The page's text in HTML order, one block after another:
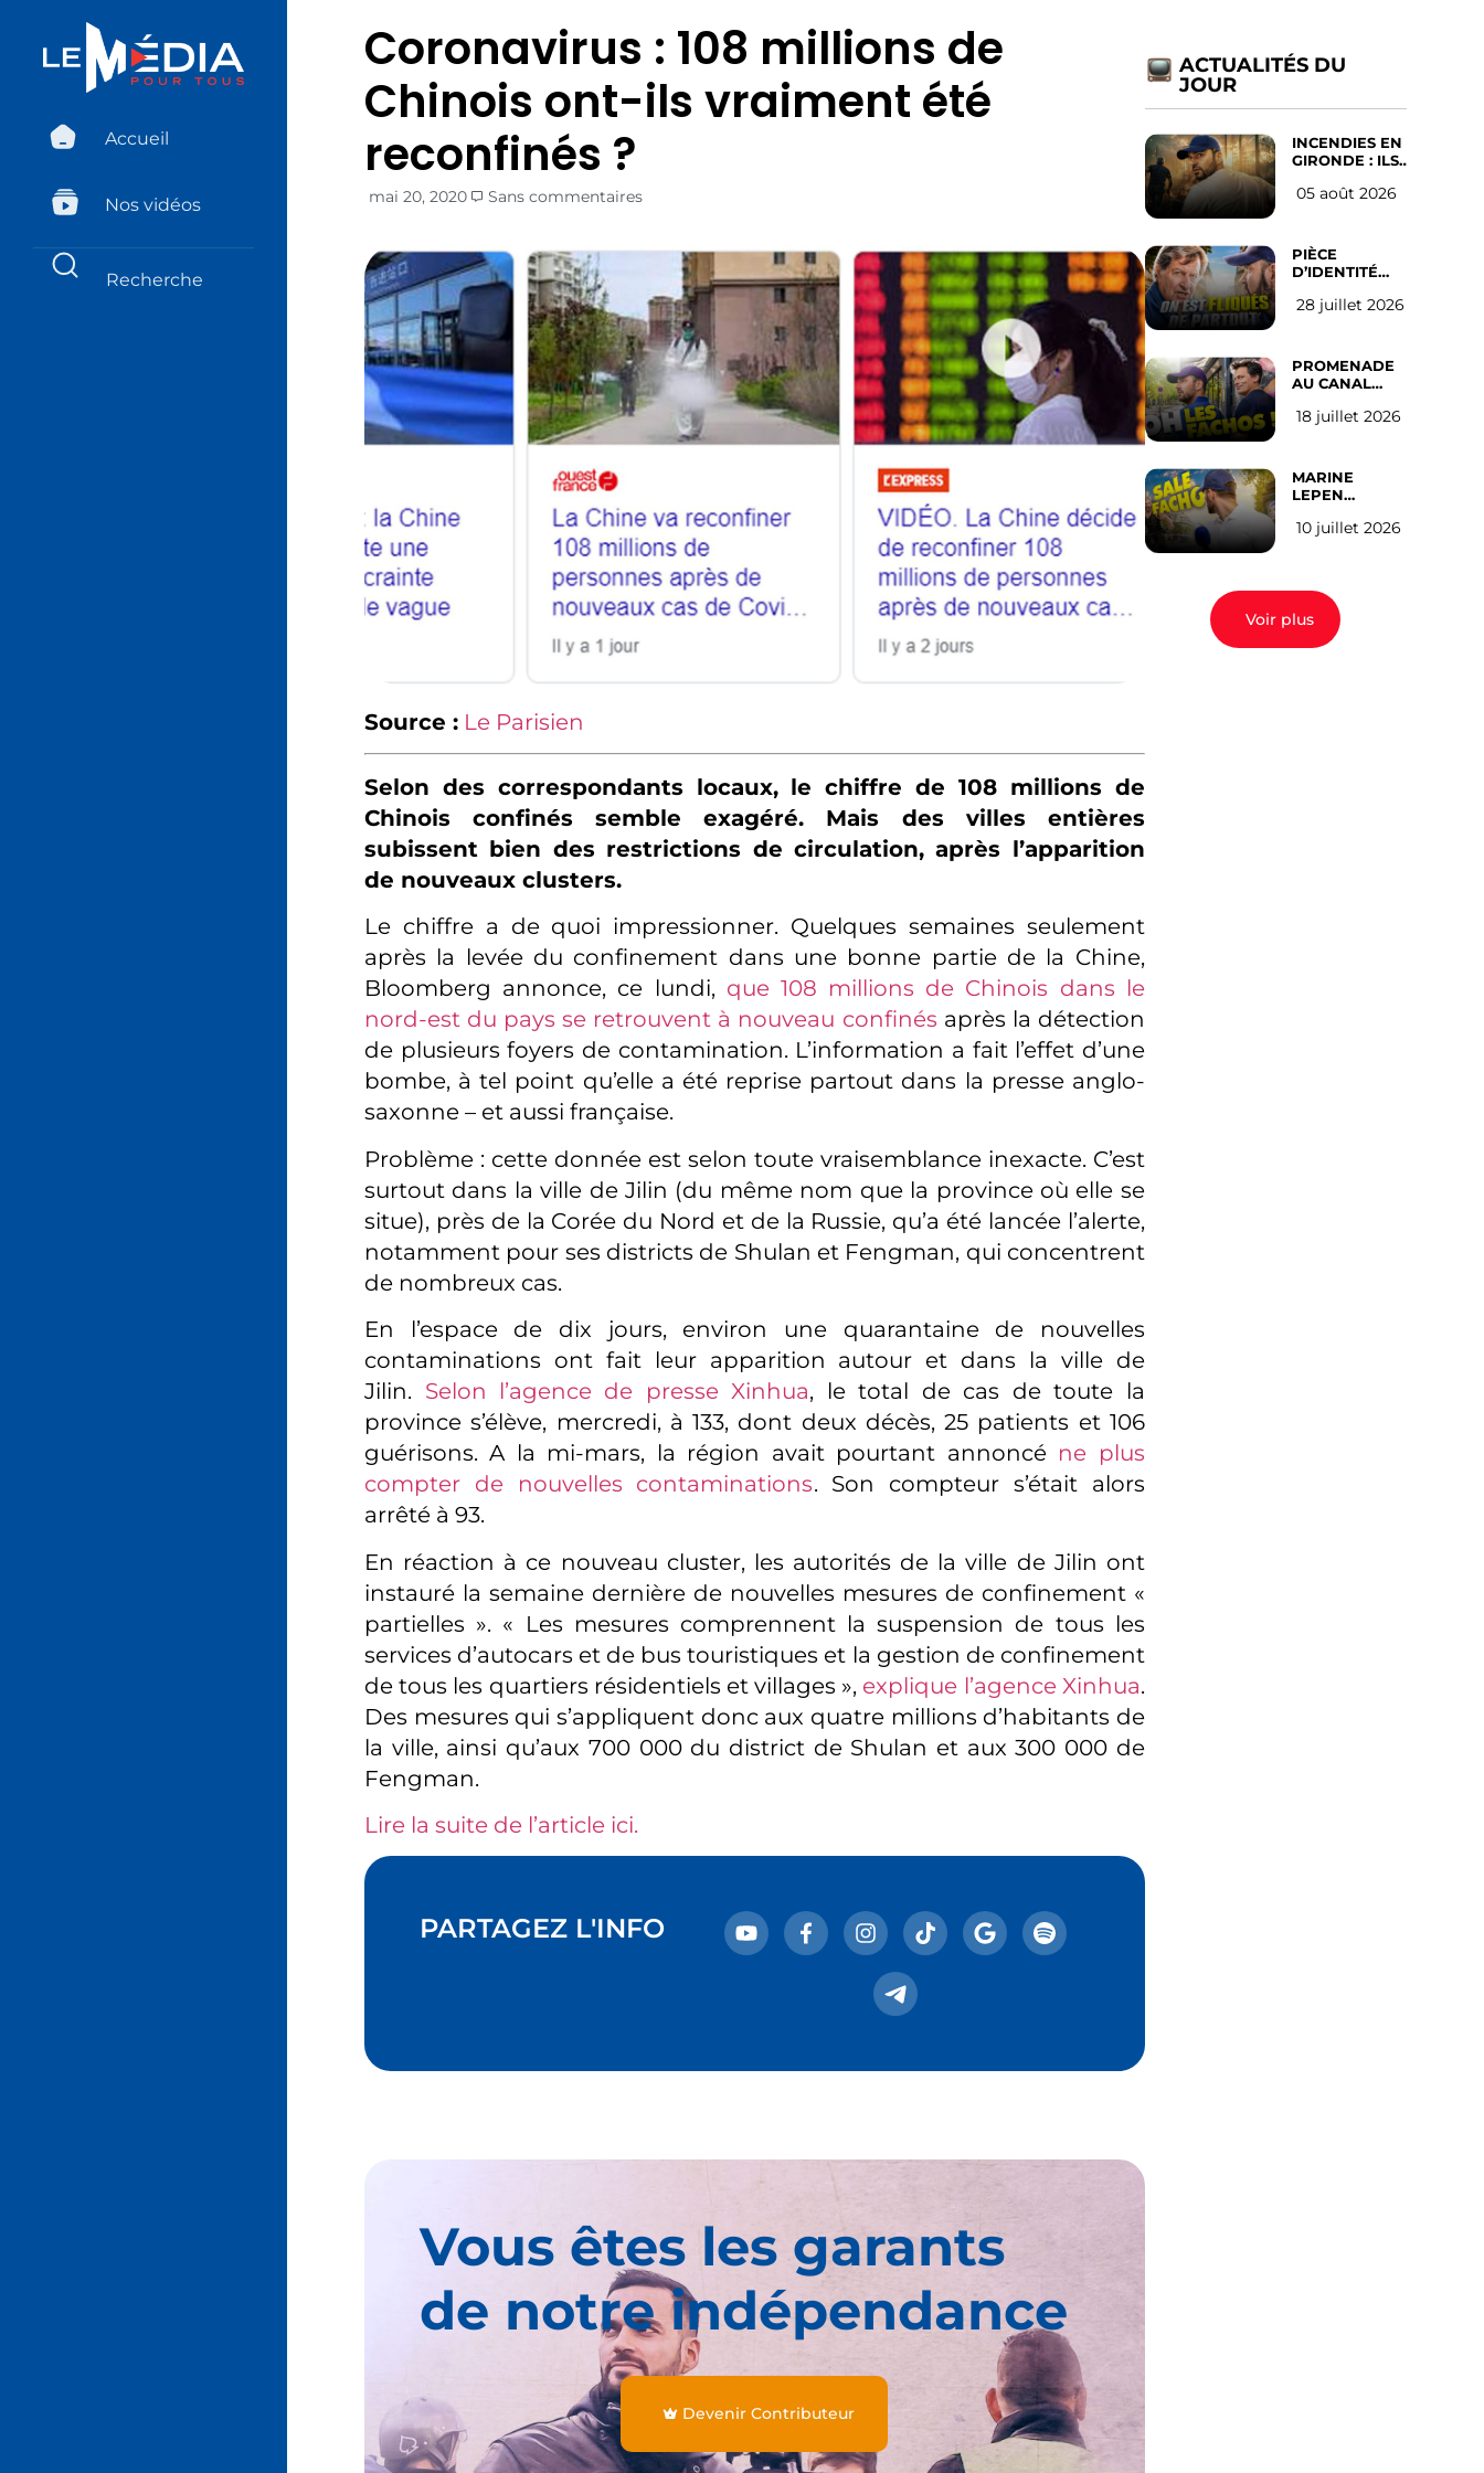
Accueil
Nos vidéos
Coronavirus : 108 millions de
Chinois ont-ils vraiment été
reconfinés ?
mai 20, 2020 Sans commentaires
Source : Le Parisien
Selon des correspondants locaux, le chiffre de 108 millions de
Chinois confinés semble exagéré. Mais des villes entières
subissent bien des restrictions de circulation, après l’apparition
de nouveaux clusters.
Le chiffre a de quoi impressionner. Quelques semaines seulement
après la levée du confinement dans une bonne partie de la Chine,
Bloomberg annonce, ce lundi, que 108 millions de Chinois dans le
nord-est du pays se retrouvent à nouveau confinés après la détection
de plusieurs foyers de contamination. L’information a fait l’effet d’une
bombe, à tel point qu’elle a été reprise partout dans la presse anglo-
saxonne – et aussi française.
Problème : cette donnée est selon toute vraisemblance inexacte. C’est
surtout dans la ville de Jilin (du même nom que la province où elle se
situe), près de la Corée du Nord et de la Russie, qu’a été lancée l’alerte,
notamment pour ses districts de Shulan et Fengman, qui concentrent
de nombreux cas.
En l’espace de dix jours, environ une quarantaine de nouvelles
contaminations ont fait leur apparition autour et dans la ville de
Jilin. Selon l’agence de presse Xinhua, le total de cas de toute la
province s’élève, mercredi, à 133, dont deux décès, 25 patients et 106
guérisons. A la mi-mars, la région avait pourtant annoncé ne plus
compter de nouvelles contaminations. Son compteur s’était alors
arrêté à 93.
En réaction à ce nouveau cluster, les autorités de la ville de Jilin ont
instauré la semaine dernière de nouvelles mesures de confinement «
partielles ». « Les mesures comprennent la suspension de tous les
services d’autocars et de bus touristiques et la gestion de confinement
de tous les quartiers résidentiels et villages », explique l’agence Xinhua.
Des mesures qui s’appliquent donc aux quatre millions d’habitants de
la ville, ainsi qu’aux 700 000 du district de Shulan et aux 300 000 de
Fengman.
Lire la suite de l’article ici.
PARTAGEZ L'INFO
Vous êtes les garants
de notre indépendance
Devenir Contributeur
ACTUALITÉS DU
JOUR
INCENDIES EN
GIRONDE : ILS
D’ABANDONNER
05 août 2026
PIÈCE
D’IDENTITÉ
SUR LES
l’avis des
Français
28 juillet 2026
PROMENADE
AU CANAL
(les gauchistes
18 juillet 2026
MARINE
LEPEN
EN 2027 : l’avis
10 juillet 2026
Voir plus